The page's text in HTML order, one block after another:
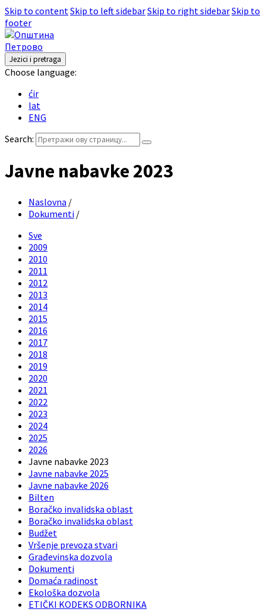
Skip to contentSkip to left sidebarSkip to right sidebarSkip to
footer
Jezici i pretraga
Choose language:
ćir
lat
ENG
Search:
Javne nabavke 2023
Naslovna /
Dokumenti /
Sve
2009
2010
2011
2012
2013
2014
2015
2016
2017
2018
2019
2020
2021
2022
2023
2024
2025
2026
Javne nabavke 2023
Javne nabavke 2025
Javne nabavke 2026
Bilten
Boračko invalidska oblast
Boračko invalidska oblast
Budžet
Vršenje prevoza stvari
Građevinska dozvola
Dokumenti
Domaća radinost
Ekološka dozvola
ETIČKI KODEKS ODBORNIKA